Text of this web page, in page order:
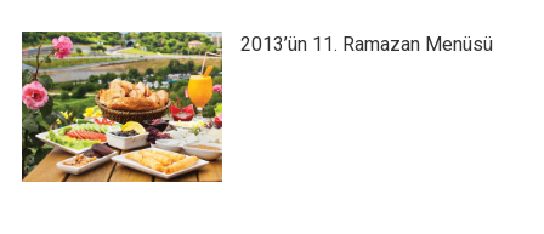
2013’ün 11. Ramazan Menüsü